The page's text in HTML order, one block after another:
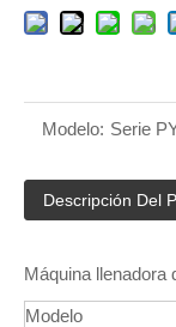
Modelo: Serie
Descripción Del
Máquina llenadora
Modelo